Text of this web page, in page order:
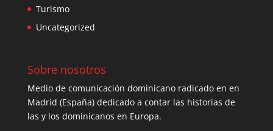
Turismo
Uncategorized
Sobre nosotros
Medio de comunicación dominicano radicado en en
Madrid (España) dedicado a contar las historias de
las y los dominicanos en Europa.